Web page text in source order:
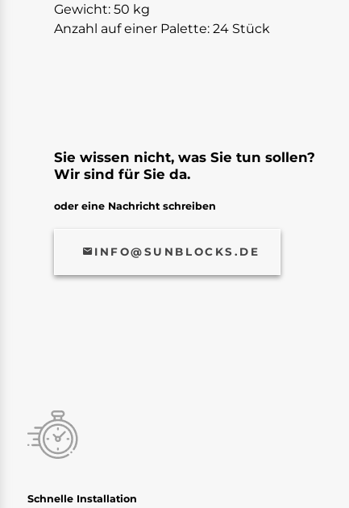
Gewicht: 50 kg
Anzahl auf einer Palette: 24 Stück
Sie wissen nicht, was Sie tun sollen?
Wir sind für Sie da.
oder eine Nachricht schreiben
INFO@SUNBLOCKS.DE
Schnelle Installation